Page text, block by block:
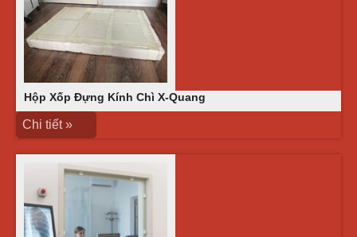
Hộp Xốp Đựng Kính Chì X-Quang
Chi tiết »